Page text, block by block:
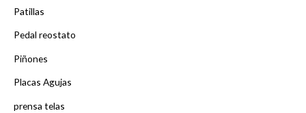
Patillas
Pedal reostato
Piñones
Placas Agujas
prensa telas